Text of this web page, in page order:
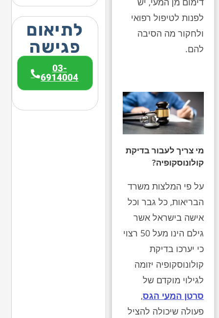
לפנות לטיפול רפואי
ולחקור מה הסיבה
להם.
מי צריך לעבור בדיקת
קולונוסקופיה?
על פי המלצות משרד
הבריאות, כל גבר וכל
אישה בישראל אשר
גילם הינו מעל 50 רצוי
כי יערכו בדיקת
קולונוסקופיה יזומה
לגילוי מוקדם של
סרטן המעי הגס,
פעולה שיכולה להציל
לתיאום
פגישה
03-
6914004